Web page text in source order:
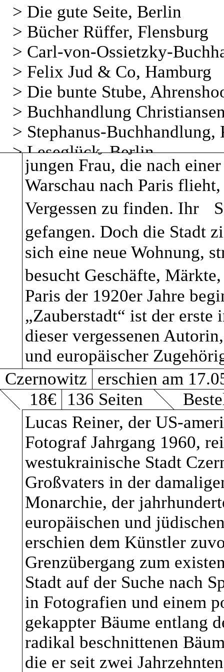
aktuelles Thema… sehr
Ehlert, NDR Kultur
Die Zauberstadt erschien am
22€ 120 Seiten
Das Buch "Die
polnischen
Aurelia Wyleżyńska aus
jungen Frau, die nach
Warschau nach Paris
Vergessen zu finden. Ihr
gefangen. Doch die Stadt
sich eine neue Wohnung,
besucht Geschäfte,
Paris der 1920er Jahre
„Zauberstadt“ ist der erste
dieser vergessenen
und europäischer
Czernowitz erschien am
18€
136 Seiten
Lucas Reiner, der US-
Fotograf Jahrgang 1960,
westukrainische Stadt
Großvaters in der
Monarchie, der
europäischen und
erschien dem Künstler
Grenzübergang zum
Stadt auf der Suche nach
in Fotografien und einem
gekappter Bäume entlang
radikal beschnittenen
die er seit zwei
Wyleżyńska, mit
Fotografin Gabriele
TERAZ Verlages,
August und
unterwegs mit ZEIT-
beim Nachbarn“ -
Vorträge und
Die Breslauer
wechselhaften und
der Stadt Breslau/
Galiziens. Das erste
grüne Luftballon“
Aufstand.
im besetzten
September Indiecon
Verlage in Hamburg
Ahrenshooper
BuchBerlin
> Die gute Seite, Berlin
> Bücher Rüffer, Flensburg
> Carl-von-Ossietzky-
> Felix Jud & Co, Hamburg
> Die bunte Stube,
> Buchhandlung
> Stephanus-Buchhandlung,
> Leseglück, Berlin
> Müller & Böhm
Inhalte:
Teraz Verlag, Moritz Simon
Webgestaltung &
Janosch Bela Kratz
Diese
Art, den Umfang
von
„Daten“) innerhalb
der mit ihm
und Inhalte sowie
z.B. unser Social
gemeinsam